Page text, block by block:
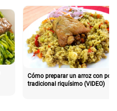
Cómo preparar un arroz con pollo
tradicional riquísimo (VIDEO)